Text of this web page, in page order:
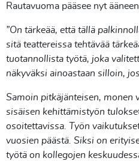
Rautavuoma pääsee nyt
”On tärkeää, että tällä
sitä teattereissa tehtävää
tuotannollista työtä, joka
näkyväksi ainoastaan silloin,
Samoin pitkäjänteisen, monen
sisäisen kehittämistyön
osoitettavissa. Työn
vuosien päästä. Siksi on
työtä on kollegojen